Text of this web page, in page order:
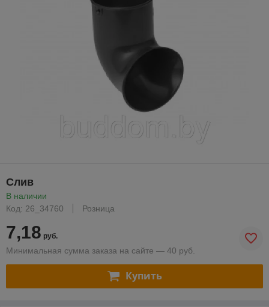
Слив
В наличии
Код: 26_34760
Розница
7,18 руб.
Минимальная сумма заказа на сайте — 40 руб.
Купить